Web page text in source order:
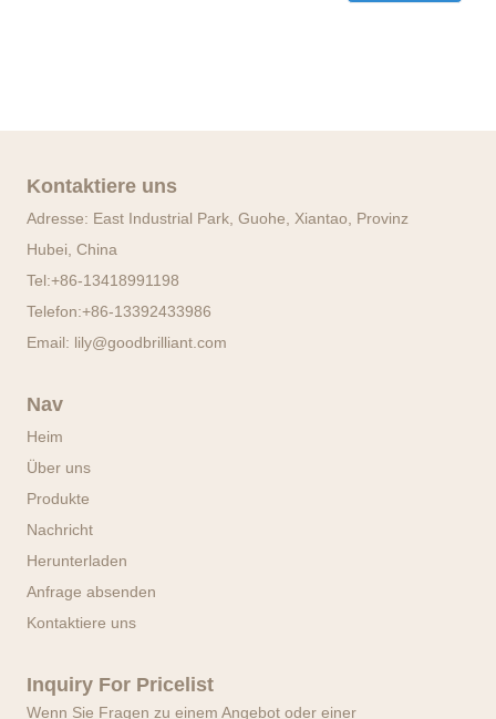
Kontaktiere uns
Adresse: East Industrial Park, Guohe, Xiantao, Provinz
Hubei, China
Tel:+86-13418991198
Telefon:+86-13392433986
Email: lily@goodbrilliant.com
Nav
Heim
Über uns
Produkte
Nachricht
Herunterladen
Anfrage absenden
Kontaktiere uns
Inquiry For Pricelist
Wenn Sie Fragen zu einem Angebot oder einer